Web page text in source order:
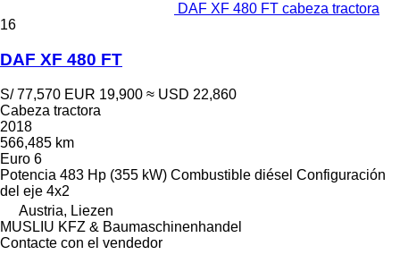
DAF XF 480 FT cabeza tractora
16
DAF XF 480 FT
S/ 77,570 EUR 19,900 ≈ USD 22,860
Cabeza tractora
2018
566,485 km
Euro 6
Potencia 483 Hp (355 kW) Combustible diésel Configuración
del eje 4x2
Austria, Liezen
MUSLIU KFZ & Baumaschinenhandel
Contacte con el vendedor